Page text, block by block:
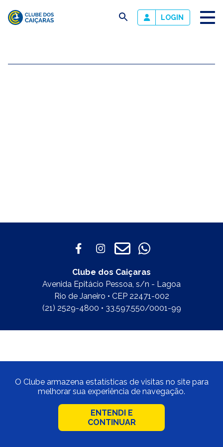
Caiçaras
busca LOGIN
Clube dos Caiçaras
Avenida Epitácio Pessoa, s/n - Lagoa
Rio de Janeiro • CEP 22471-002
(21) 2529-4800 • 33.597.550/0001-99
O Clube armazena estatísticas de visitas no site para
melhorar sua experiência de navegação.
ENTENDI E
CONTINUAR